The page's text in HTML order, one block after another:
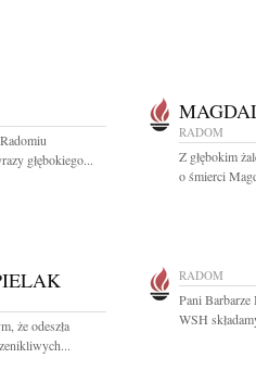
głębokiego...
RADOM
Z głębokim
o śmierci
że odeszła
RADOM
Pani Barbarze
WSH